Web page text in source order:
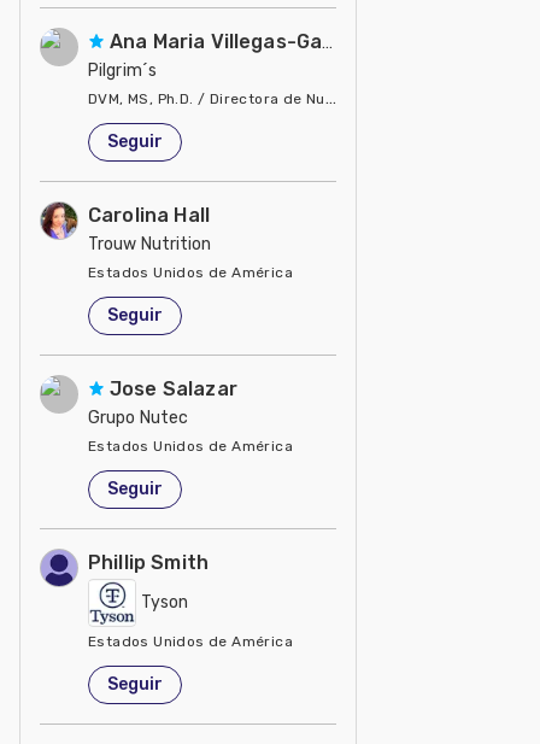
Ana Maria Villegas-Gamble
Pilgrim´s
DVM, MS, Ph.D. / Directora de Nutrición
Estados Unidos de América
Seguir
Carolina Hall
Trouw Nutrition
Estados Unidos de América
Seguir
Jose Salazar
Grupo Nutec
Estados Unidos de América
Seguir
Phillip Smith
Tyson
Estados Unidos de América
Seguir